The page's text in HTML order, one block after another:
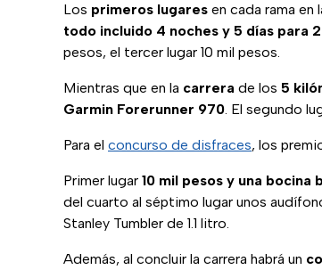
Los primeros lugares en cada rama en
todo incluido 4 noches y 5 días para
pesos, el tercer lugar 10 mil pesos.
Mientras que en la carrera de los 5
Garmin Forerunner 970. El segundo
Para el concurso de disfraces, los
Primer lugar 10 mil pesos y una bocina
del cuarto al séptimo lugar unos
Stanley Tumbler de 1.1 litro.
Además, al concluir la carrera habrá un